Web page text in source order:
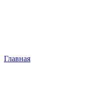
Главная